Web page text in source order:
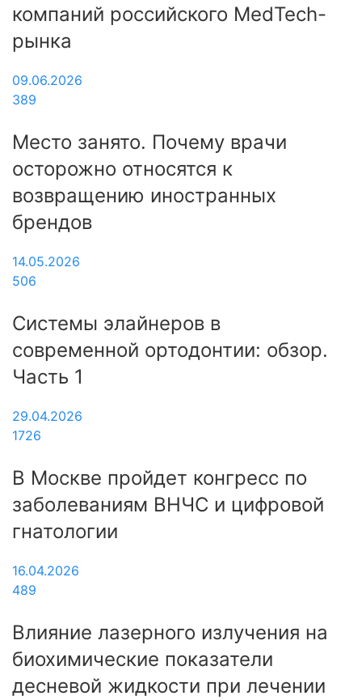
компаний российского MedTech-
рынка
09.06.2026
389
Место занято. Почему врачи
осторожно относятся к
возвращению иностранных
брендов
14.05.2026
506
Системы элайнеров в
современной ортодонтии: обзор.
Часть 1
29.04.2026
1726
В Москве пройдет конгресс по
заболеваниям ВНЧС и цифровой
гнатологии
16.04.2026
489
Влияние лазерного излучения на
биохимические показатели
десневой жидкости при лечении